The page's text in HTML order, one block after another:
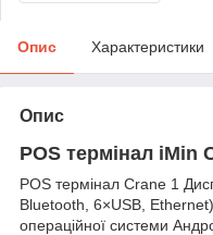
Опис Характеристики
Опис
POS термінал iMin
POS термінал Crane 1
Bluetooth, 6×USB,
операційної системи